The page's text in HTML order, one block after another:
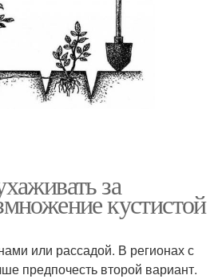
за
кустистой
или рассадой. В регионах с
предпочесть второй вариант.